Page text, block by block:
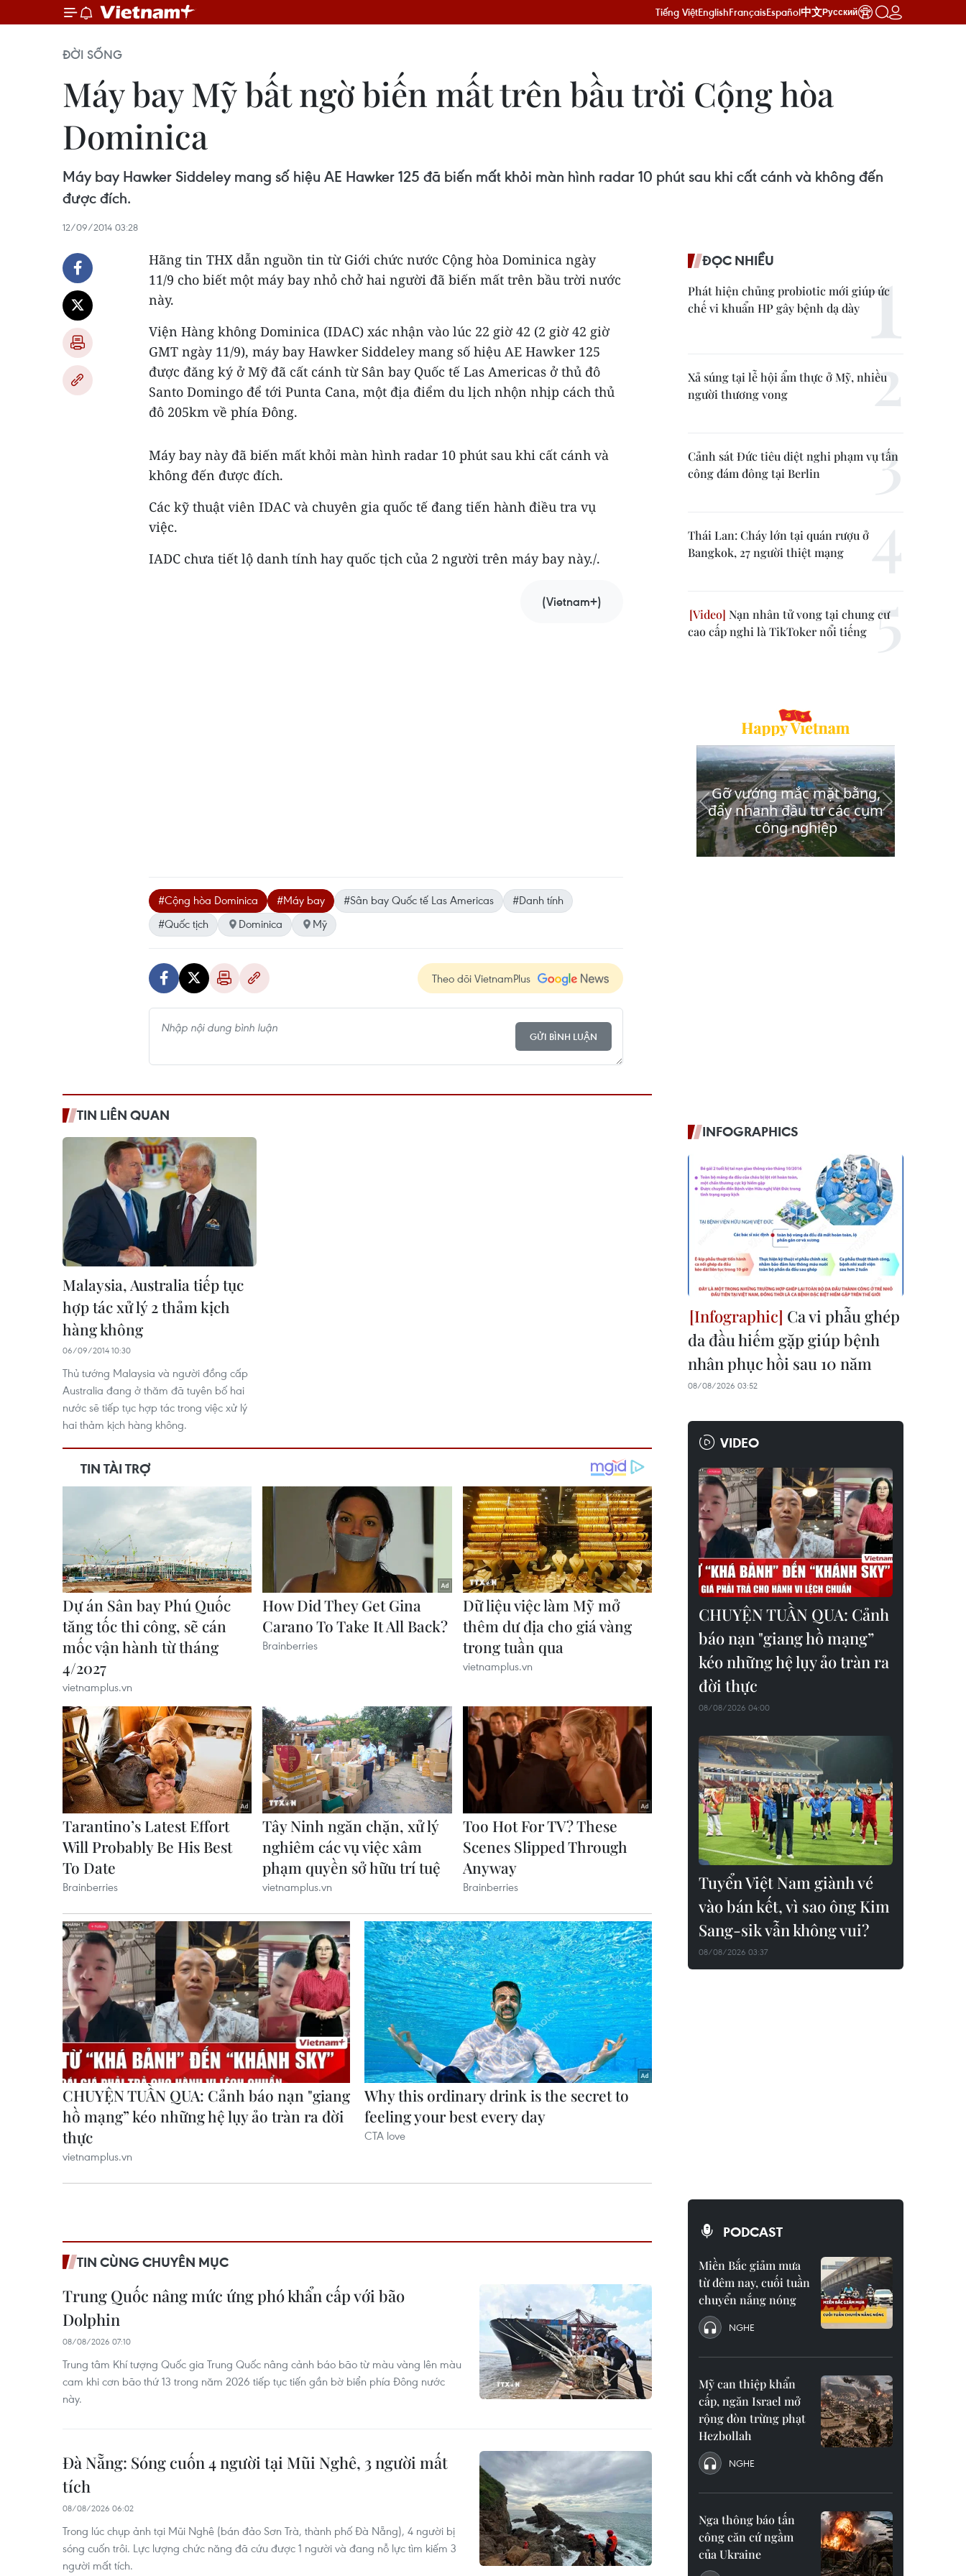
Tiếng ViệtEnglishFrançaisEspañol中文Русский
ĐỜI SỐNG
Máy bay Mỹ bất ngờ biến mất trên bầu trời Cộng hòa
Dominica
Máy bay Hawker Siddeley mang số hiệu AE Hawker 125 đã biến mất khỏi màn hình radar 10 phút sau khi cất cánh và không đến
được đích.
12/09/2014 03:28
Hãng tin THX dẫn nguồn tin từ Giới chức nước Cộng hòa Dominica ngày
11/9 cho biết một máy bay nhỏ chở hai người đã biến mất trên bầu trời nước
này.
Viện Hàng không Dominica (IDAC) xác nhận vào lúc 22 giờ 42 (2 giờ 42 giờ
GMT ngày 11/9), máy bay Hawker Siddeley mang số hiệu AE Hawker 125
được đăng ký ở Mỹ đã cất cánh từ Sân bay Quốc tế Las Americas ở thủ đô
Santo Domingo để tới Punta Cana, một địa điểm du lịch nhộn nhịp cách thủ
đô 205km về phía Đông.
Máy bay này đã biến mất khỏi màn hình radar 10 phút sau khi cất cánh và
không đến được đích.
Các kỹ thuật viên IDAC và chuyên gia quốc tế đang tiến hành điều tra vụ
việc.
IADC chưa tiết lộ danh tính hay quốc tịch của 2 người trên máy bay này./.
(Vietnam+)
#Cộng hòa Dominica #Máy bay #Sân bay Quốc tế Las Americas
#Danh tính
#Quốc tịch
Dominica Mỹ
Theo dõi VietnamPlus
GỬI BÌNH LUẬN
TIN LIÊN QUAN
Malaysia, Australia tiếp tục
hợp tác xử lý 2 thảm kịch
hàng không
06/09/2014 10:30
Thủ tướng Malaysia và người đồng cấp
Australia đang ở thăm đã tuyên bố hai
nước sẽ tiếp tục hợp tác trong việc xử lý
hai thảm kịch hàng không.
TIN CÙNG CHUYÊN MỤC
Trung Quốc nâng mức ứng phó khẩn cấp với bão
Dolphin
08/08/2026 07:10
Trung tâm Khí tượng Quốc gia Trung Quốc nâng cảnh báo bão từ màu vàng lên màu
cam khi cơn bão thứ 13 trong năm 2026 tiếp tục tiến gần bờ biển phía Đông nước
này.
Đà Nẵng: Sóng cuốn 4 người tại Mũi Nghê, 3 người mất
tích
08/08/2026 06:02
Trong lúc chụp ảnh tại Mũi Nghê (bán đảo Sơn Trà, thành phố Đà Nẵng), 4 người bị
sóng cuốn trôi. Lực lượng chức năng đã cứu được 1 người và đang nỗ lực tìm kiếm 3
người mất tích.
ĐỌC NHIỀU
Phát hiện chủng probiotic mới giúp ức
chế vi khuẩn HP gây bệnh dạ dày
Xả súng tại lễ hội ẩm thực ở Mỹ, nhiều
người thương vong
Cảnh sát Đức tiêu diệt nghi phạm vụ tấn
công đám đông tại Berlin
Thái Lan: Cháy lớn tại quán rượu ở
Bangkok, 27 người thiệt mạng
Nạn nhân tử vong tại chung cư
cao cấp nghi là TikToker nổi tiếng
INFOGRAPHICS
Ca vi phẫu ghép
da đầu hiếm gặp giúp bệnh
nhân phục hồi sau 10 năm
08/08/2026 03:52
VIDEO
CHUYỆN TUẦN QUA: Cảnh
báo nạn "giang hồ mạng”
kéo những hệ lụy ảo tràn ra
đời thực
08/08/2026 04:00
Tuyển Việt Nam giành vé
vào bán kết, vì sao ông Kim
Sang-sik vẫn không vui?
08/08/2026 03:37
PODCAST
Miền Bắc giảm mưa
từ đêm nay, cuối tuần
chuyển nắng nóng
NGHE
Mỹ can thiệp khẩn
cấp, ngăn Israel mở
rộng đòn trừng phạt
Hezbollah
NGHE
Nga thông báo tấn
công căn cứ ngầm
của Ukraine